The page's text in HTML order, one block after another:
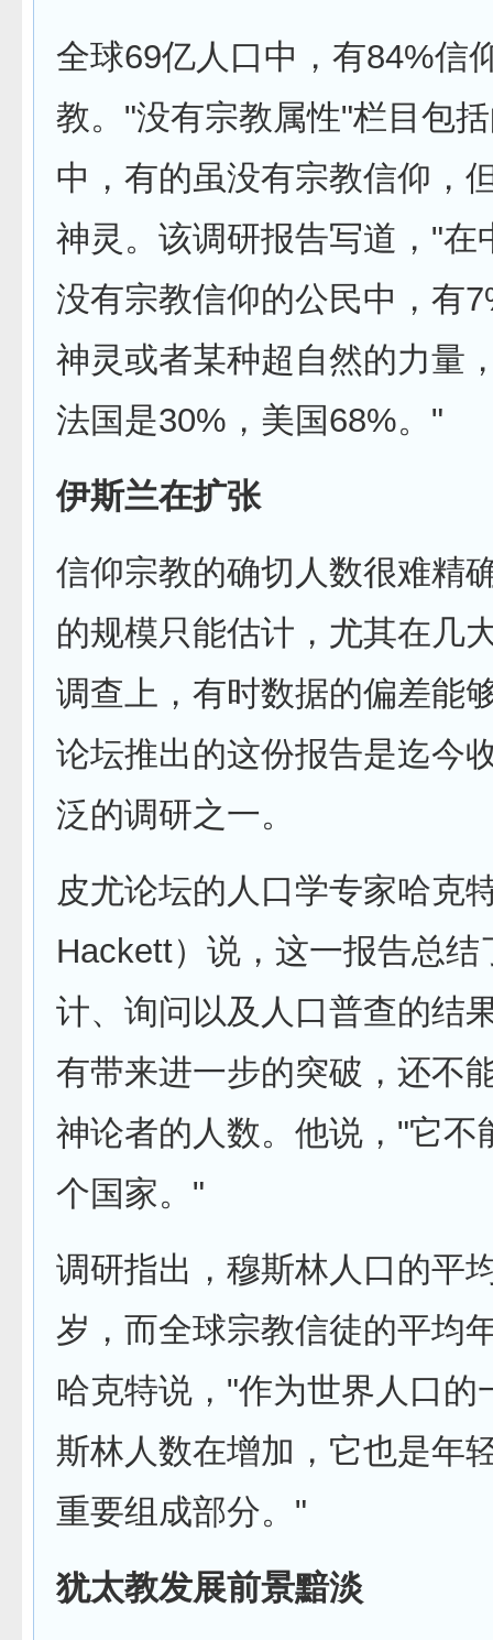
全球69亿人口中，有84%信
教。"没有宗教属性"栏目包
中，有的虽没有宗教信仰，
神灵。该调研报告写道，"在
没有宗教信仰的公民中，有
神灵或者某种超自然的力量
法国是30%，美国68%。"
伊斯兰在扩张
信仰宗教的确切人数很难精
的规模只能估计，尤其在几
调查上，有时数据的偏差能
论坛推出的这份报告是迄今
泛的调研之一。
皮尤论坛的人口学专家哈克
Hackett）说，这一报告总结
计、询问以及人口普查的结
有带来进一步的突破，还不
神论者的人数。他说，"它不
个国家。"
调研指出，穆斯林人口的平
岁，而全球宗教信徒的平均
哈克特说，"作为世界人口的
斯林人数在增加，它也是年
重要组成部分。"
犹太教发展前景黯淡